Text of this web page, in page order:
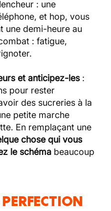
: une
et hop, vous
une demi-heure au
: fatigue,
et anticipez-les:
pour rester
des sucreries à la
petite marche
En remplaçant une
chose qui vous
le schéma beaucoup